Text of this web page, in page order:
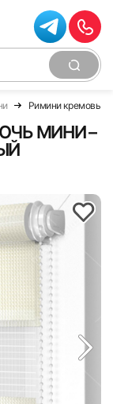
Римини кремовый
МИНИ –